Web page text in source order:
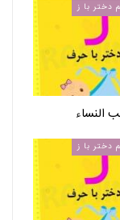
دختر با ز
النساء
دختر با ز